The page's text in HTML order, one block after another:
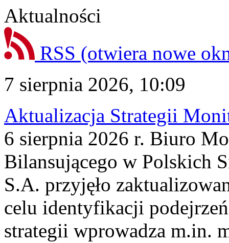
Aktualności
RSS (otwiera nowe
7 sierpnia 2026, 10:09
Aktualizacja Strategii
6 sierpnia 2026 r. Biuro
Bilansującego w Polskich
S.A. przyjęło
celu identyfikacji
strategii wprowadza m.in.